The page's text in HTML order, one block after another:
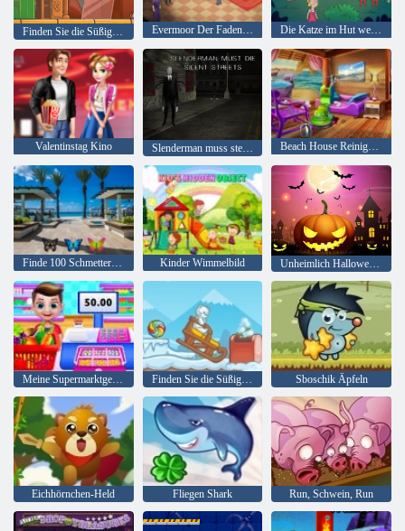
Evermoor Der Faden des Schicksals Die Katze im Hut weiß viel über das! Lagerzeit
Valentinstag Kino Slenderman muss sterben: Stille Straßen Beach House Reinigung
Finde 100 Schmetterlinge Kinder Wimmelbild Unheimlich Halloween-Party
Meine Supermarktgeschichte Finden Sie die Süßigkeit: Winter Sboschik Äpfeln
Eichhörnchen-Held Fliegen Shark Run, Schwein, Run